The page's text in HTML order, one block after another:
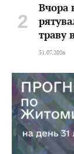
Вчора
траву
31.07.2026